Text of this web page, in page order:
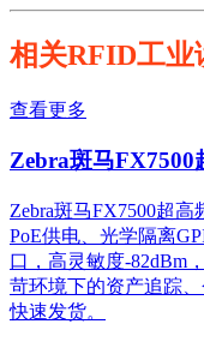
相关RFID工业
查看更多
Zebra斑马
Zebra斑马FX7500超
PoE供电、光学隔离
口，高灵敏度-82dBm
苛环境下的资产追踪
快速发货。